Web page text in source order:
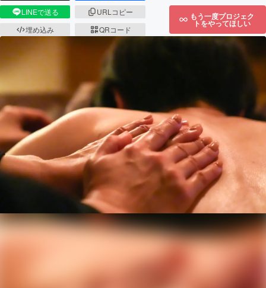
LINEで送る
URLコピー
埋め込み
QRコード
もう一度プロジェク
トをやってほしい